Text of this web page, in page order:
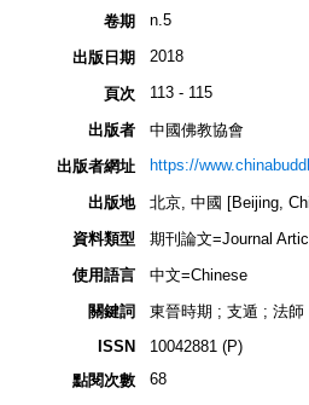
卷期
n.5
出版日期 2018
頁次 113 - 115
出版者
中國佛教協會
出版者網址
https://
出版地
北京, 中國 [Beijing,
資料類型
期刊論文=Journal
使用語言
中文=Chinese
關鍵詞
東晉時期 ; 支遁 ; 法
ISSN
10042881 (P)
點閱次數
68